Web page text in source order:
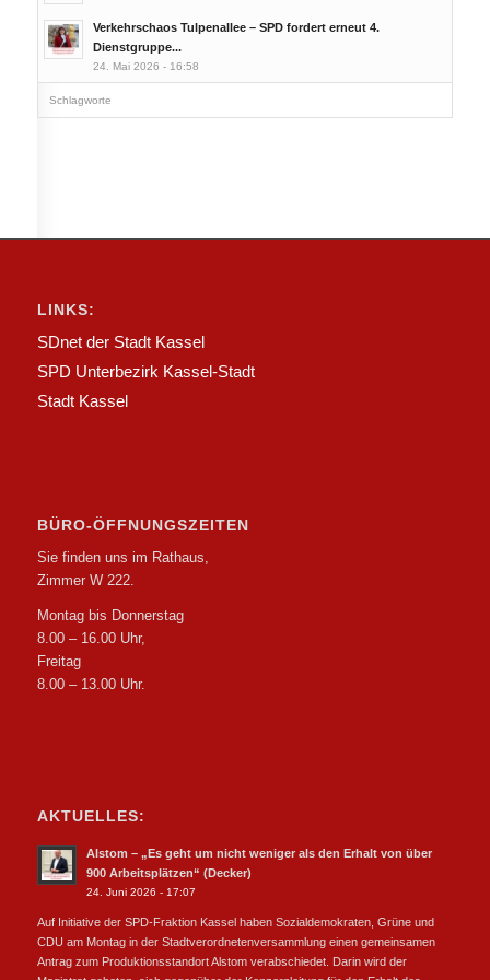
Verkehrschaos Tulpenallee – SPD fordert erneut 4.
Dienstgruppe...
24. Mai 2026 - 16:58
Schlagworte
LINKS:
SDnet der Stadt Kassel
SPD Unterbezirk Kassel-Stadt
Stadt Kassel
BÜRO-ÖFFNUNGSZEITEN
Sie finden uns im Rathaus,
Zimmer W 222.
Montag bis Donnerstag
8.00 – 16.00 Uhr,
Freitag
8.00 – 13.00 Uhr.
AKTUELLES:
Alstom – „Es geht um nicht weniger als den Erhalt von über
900 Arbeitsplätzen“ (Decker)
24. Juni 2026 - 17:07
Auf Initiative der SPD-Fraktion Kassel haben Sozialdemokraten, Grüne und
CDU am Montag in der Stadtverordnetenversammlung einen gemeinsamen
Antrag zum Produktionsstandort Alstom verabschiedet. Darin wird der